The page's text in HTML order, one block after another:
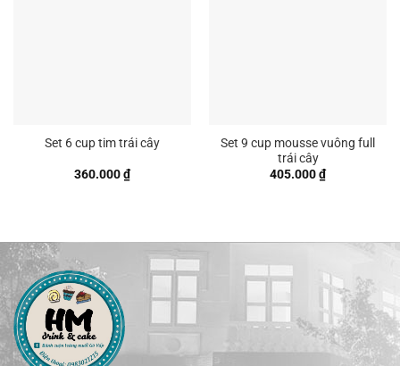
Set 6 cup tim trái cây
360.000₫
Set 9 cup mousse vuông full
trái cây
405.000₫